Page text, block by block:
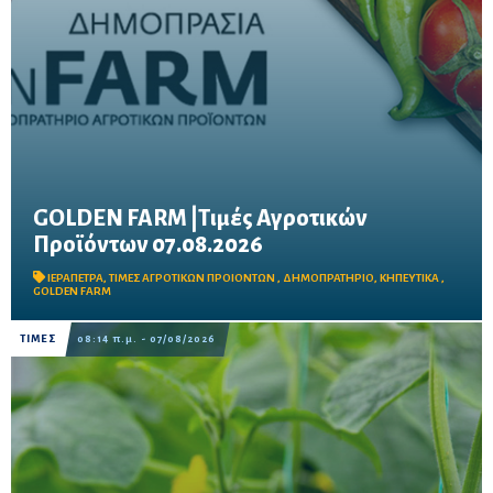
GOLDEN FARM |Τιμές Αγροτικών
Προϊόντων 07.08.2026
ΙΕΡΑΠΕΤΡΑ,ΤΙΜΕΣ ΑΓΡΟΤΙΚΩΝ ΠΡΟΙΟΝΤΩΝ , ΔΗΜΟΠΡΑΤΗΡΙΟ, ΚΗΠΕΥΤΙΚΑ,
GOLDEN FARM
ΤΙΜΕΣ 08:14 π.μ. - 07/08/2026